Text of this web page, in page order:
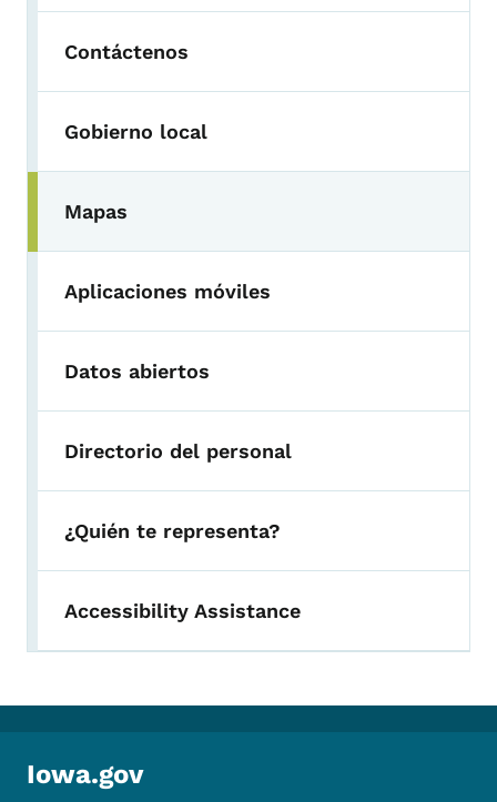
Contáctenos
Gobierno local
Mapas
Aplicaciones móviles
Datos abiertos
Directorio del personal
¿Quién te representa?
Accessibility Assistance
Iowa.gov